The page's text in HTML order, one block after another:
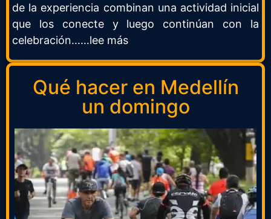
de la experiencia combinan una actividad inicial
que los conecte y luego continúan con la
celebración……lee más
Qué hacer en Medellín
un domingo